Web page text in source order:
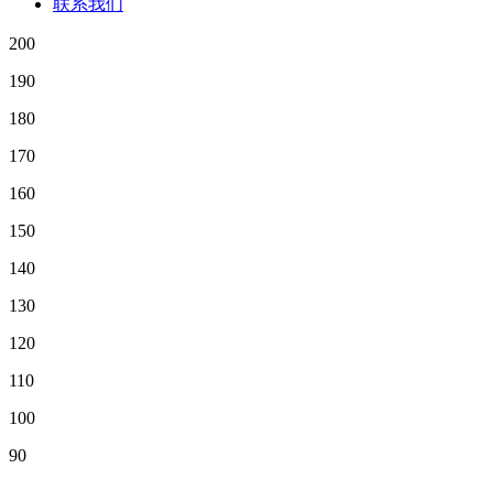
200
190
180
170
160
150
140
130
120
110
100
90